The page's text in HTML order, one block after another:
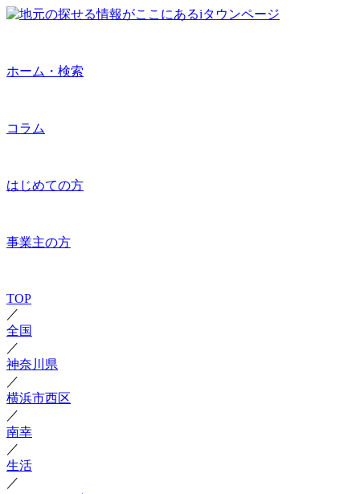
ホーム・検索
コラム
はじめての方
事業主の方
TOP
／
全国
／
神奈川県
／
横浜市西区
／
南幸
／
生活
／